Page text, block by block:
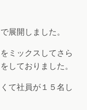
展開しました。
ミックスしてさら
しておりました。
て社員が１５名し